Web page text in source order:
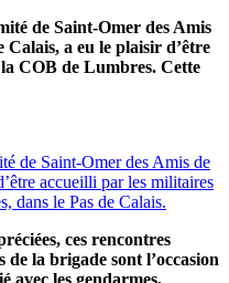
de Saint-Omer des Amis
a eu le plaisir d’être
COB de Lumbres. Cette
de Saint-Omer des Amis de
accueilli par les militaires
dans le Pas de Calais.
ces rencontres
de la brigade sont l’occasion
avec les gendarmes,